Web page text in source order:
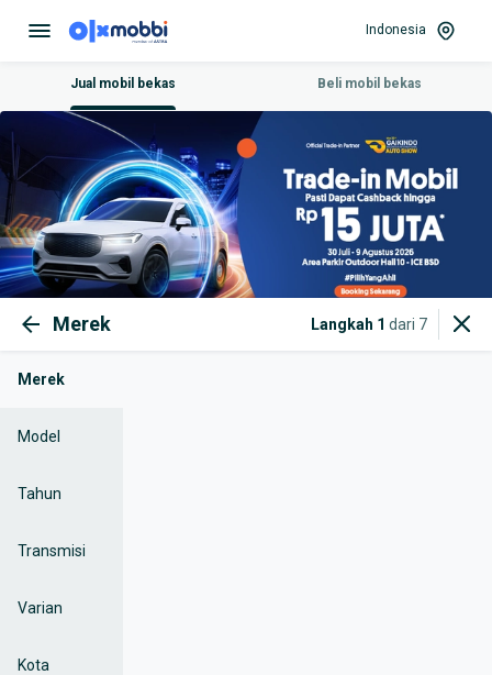
Indonesia
Jual mobil bekas Beli mobil bekas
Merek Langkah 1 dari 7
Merek
Model
Tahun
Transmisi
Varian
Kota